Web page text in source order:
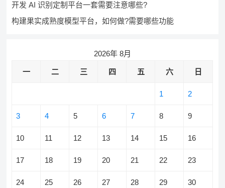
开发 AI 识别定制平台一套需要注意哪些?
构建果实成熟度模型平台，如何做?需要哪些功能
2026年 8月
一 二 三 四 五 六 日
1 2
3 4 5 6 7 8 9
10 11 12 13 14 15 16
17 18 19 20 21 22 23
24 25 26 27 28 29 30